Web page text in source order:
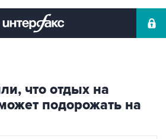
что отдых на
подорожать на